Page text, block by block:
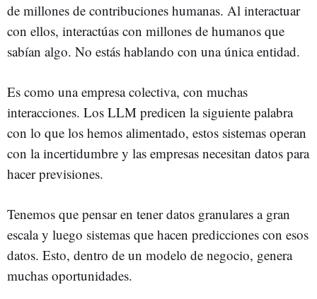
de millones de contribuciones humanas. Al interactuar
con ellos, interactúas con millones de humanos que
sabían algo. No estás hablando con una única entidad.
Es como una empresa colectiva, con muchas
interacciones. Los LLM predicen la siguiente palabra
con lo que los hemos alimentado, estos sistemas operan
con la incertidumbre y las empresas necesitan datos para
hacer previsiones.
Tenemos que pensar en tener datos granulares a gran
escala y luego sistemas que hacen predicciones con esos
datos. Esto, dentro de un modelo de negocio, genera
muchas oportunidades.